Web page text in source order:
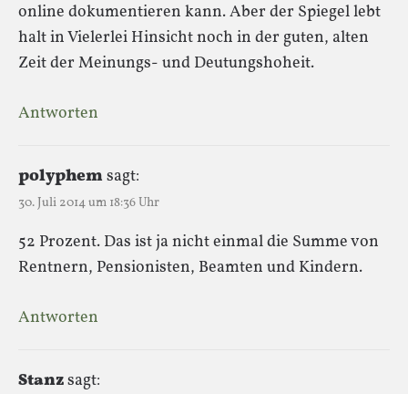
online dokumentieren kann. Aber der Spiegel lebt
halt in Vielerlei Hinsicht noch in der guten, alten
Zeit der Meinungs- und Deutungshoheit.
Antworten
polyphemsagt:
30. Juli 2014 um 18:36 Uhr
52 Prozent. Das ist ja nicht einmal die Summe von
Rentnern, Pensionisten, Beamten und Kindern.
Antworten
Stanzsagt: